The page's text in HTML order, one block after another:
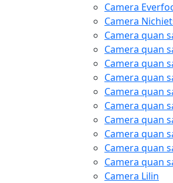
Camera
Camera
Camera quan
Camera quan
Camera quan
Camera quan
Camera quan
Camera quan
Camera quan
Camera quan
Camera quan
Camera quan
Camera Lilin